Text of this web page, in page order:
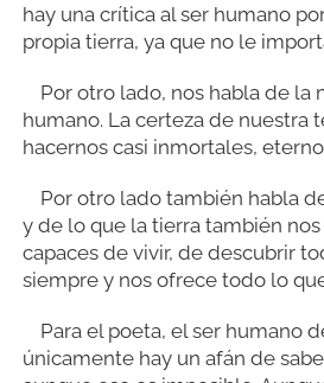
hay una crítica al ser humano
propia tierra, ya que no le
Por otro lado, nos habla de
humano. La certeza de nuestra
hacernos casi inmortales,
Por otro lado también habla
y de lo que la tierra también
capaces de vivir, de descubrir
siempre y nos ofrece todo lo
Para el poeta, el ser humano
únicamente hay un afán de